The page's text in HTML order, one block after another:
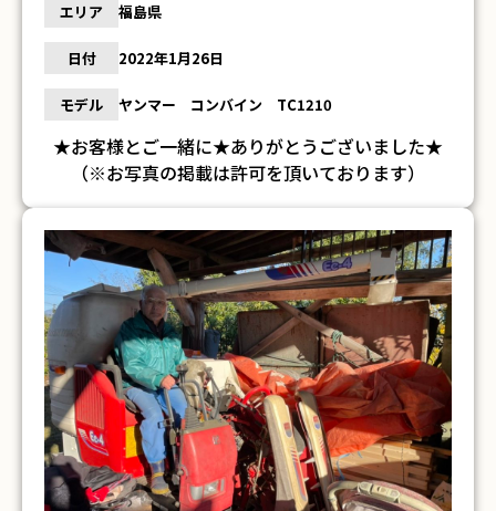
エリア 福島県
日付 2022年1月26日
モデル ヤンマー コンバイン TC1210
★お客様とご一緒に★ありがとうございました★
（※お写真の掲載は許可を頂いております）